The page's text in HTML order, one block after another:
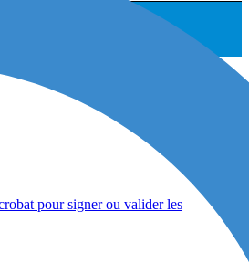
pour signer ou valider les